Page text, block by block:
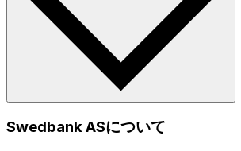
Swedbank ASについて